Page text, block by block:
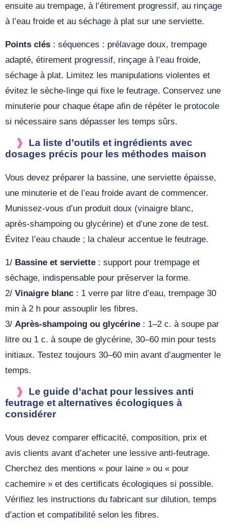
ensuite au trempage, à l’étirement progressif, au rinçage
à l’eau froide et au séchage à plat sur une serviette.
Points clés : séquences : prélavage doux, trempage
adapté, étirement progressif, rinçage à l’eau froide,
séchage à plat. Limitez les manipulations violentes et
évitez le sèche‑linge qui fixe le feutrage. Conservez une
minuterie pour chaque étape afin de répéter le protocole
si nécessaire sans dépasser les temps sûrs.
La liste d’outils et ingrédients avec
dosages précis pour les méthodes maison
Vous devez préparer la bassine, une serviette épaisse,
une minuterie et de l’eau froide avant de commencer.
Munissez‑vous d’un produit doux (vinaigre blanc,
après‑shampoing ou glycérine) et d’une zone de test.
Évitez l’eau chaude ; la chaleur accentue le feutrage.
1/ Bassine et serviette : support pour trempage et
séchage, indispensable pour préserver la forme.
2/ Vinaigre blanc : 1 verre par litre d’eau, trempage 30
min à 2 h pour assouplir les fibres.
3/ Après‑shampoing ou glycérine : 1–2 c. à soupe par
litre ou 1 c. à soupe de glycérine, 30–60 min pour tests
initiaux. Testez toujours 30–60 min avant d’augmenter le
temps.
Le guide d’achat pour lessives anti
feutrage et alternatives écologiques à
considérer
Vous devez comparer efficacité, composition, prix et
avis clients avant d’acheter une lessive anti‑feutrage.
Cherchez des mentions « pour laine » ou « pour
cachemire » et des certificats écologiques si possible.
Vérifiez les instructions du fabricant sur dilution, temps
d’action et compatibilité selon les fibres.